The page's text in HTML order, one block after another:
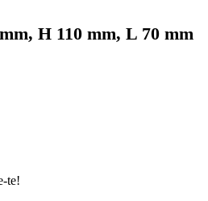
H 110 mm, L 70 mm
te!